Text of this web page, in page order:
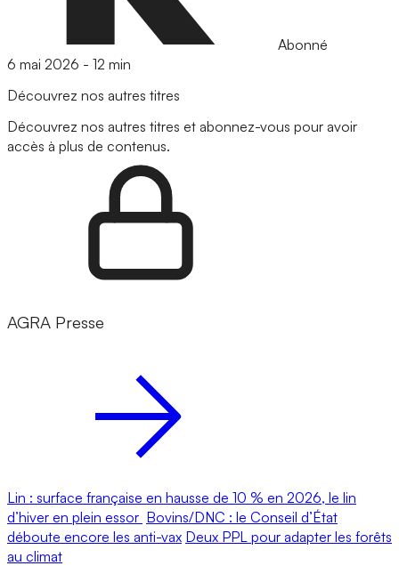
Abonné
6 mai 2026 - 12 min
Découvrez nos autres titres
Découvrez nos autres titres et abonnez-vous pour avoir
accès à plus de contenus.
AGRA Presse
Lin : surface française en hausse de 10 % en 2026, le lin
d’hiver en plein essor Bovins/DNC : le Conseil d’État
déboute encore les anti-vax Deux PPL pour adapter les forêts
au climat